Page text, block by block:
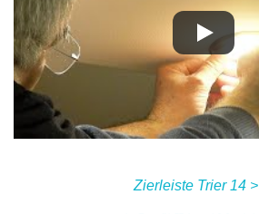
Zierleiste Trier 14